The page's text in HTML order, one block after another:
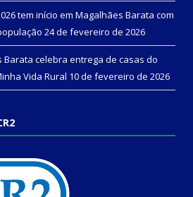
tem início em Magalhães Barata com
24 de fevereiro de 2026
celebra entrega de casas do
Vida Rural 10 de fevereiro de 2026